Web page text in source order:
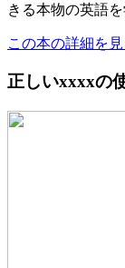
きる本物の英語
この本の詳細を見
正しいxxxxの